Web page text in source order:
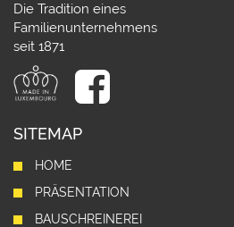
Die Tradition eines
Familienunternehmens
seit 1871
SITEMAP
HOME
PRÄSENTATION
BAUSCHREINEREI